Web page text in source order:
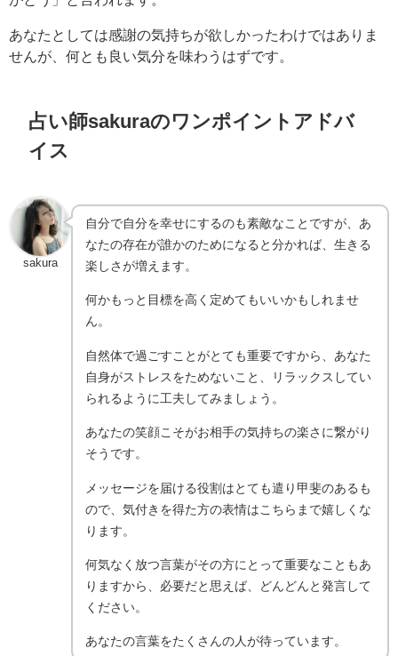
あなたとしては感謝の気持ちが欲しかったわけではありま
せんが、何とも良い気分を味わうはずです。
占い師sakuraのワンポイントアドバ
イス
sakura
自分で自分を幸せにするのも素敵なことですが、あ
なたの存在が誰かのためになると分かれば、生きる
楽しさが増えます。
何かもっと目標を高く定めてもいいかもしれませ
ん。
自然体で過ごすことがとても重要ですから、あなた
自身がストレスをためないこと、リラックスしてい
られるように工夫してみましょう。
あなたの笑顔こそがお相手の気持ちの楽さに繋がり
そうです。
メッセージを届ける役割はとても遣り甲斐のあるも
ので、気付きを得た方の表情はこちらまで嬉しくな
ります。
何気なく放つ言葉がその方にとって重要なこともあ
りますから、必要だと思えば、どんどんと発言して
ください。
あなたの言葉をたくさんの人が待っています。